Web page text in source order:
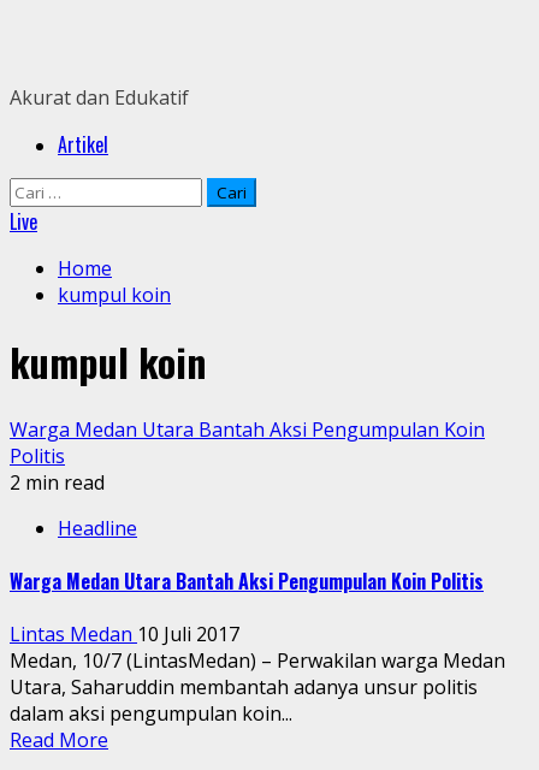
Akurat dan Edukatif
PrimaryArtikel
Cari
untuk:
Live
Home
kumpul koin
kumpul koin
Warga Medan Utara Bantah Aksi Pengumpulan Koin
Politis
2 min read
Headline
Warga Medan Utara Bantah Aksi Pengumpulan Koin Politis
Lintas Medan 10 Juli 2017
Medan, 10/7 (LintasMedan) – Perwakilan warga Medan
Utara, Saharuddin membantah adanya unsur politis
dalam aksi pengumpulan koin...
Read More